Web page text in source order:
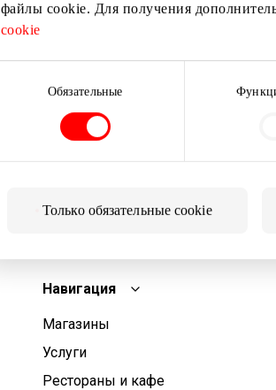
файлы cookie. Для получения
cookie
Обязательные
Только обязательные cookie
Навигация
Магазины
Услуги
Рестораны и кафе